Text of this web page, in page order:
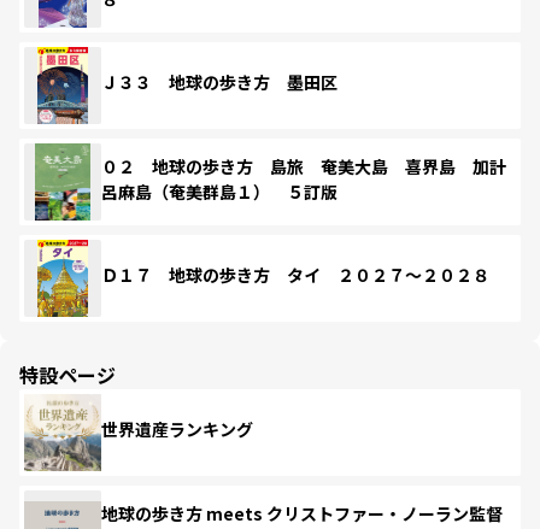
Ｊ３３ 地球の歩き方 墨田区
０２ 地球の歩き方 島旅 奄美大島 喜界島 加計
呂麻島（奄美群島１） ５訂版
Ｄ１７ 地球の歩き方 タイ ２０２７～２０２８
特設ページ
世界遺産ランキング
地球の歩き方 meets クリストファー・ノーラン監督